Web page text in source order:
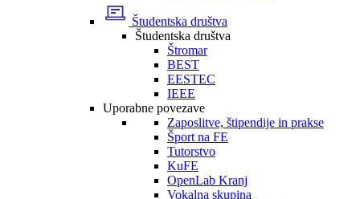
Študentska društva
Študentska društva
Štromar
BEST
EESTEC
IEEE
Uporabne povezave
Zaposlitve, štipendije in prakse
Šport na FE
Tutorstvo
KuFE
OpenLab Kranj
Vokalna skupina